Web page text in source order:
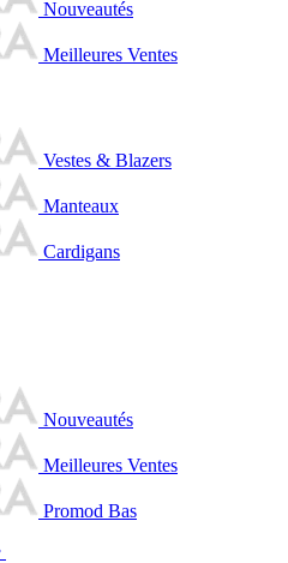
Nouveautés
Meilleures Ventes
Vestes & Blazers
Manteaux
Cardigans
Nouveautés
Meilleures Ventes
Promod Bas